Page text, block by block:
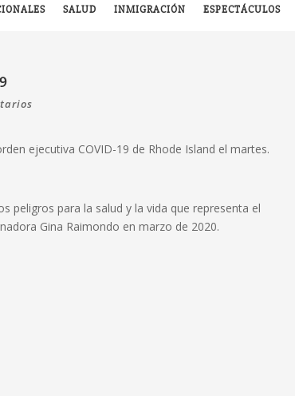
SALUD INMIGRACIÓN ESPECTÁCULOS
ejecutiva COVID-19 de Rhode Island el martes.
peligros para la salud y la vida que representa el
Gina Raimondo en marzo de 2020.